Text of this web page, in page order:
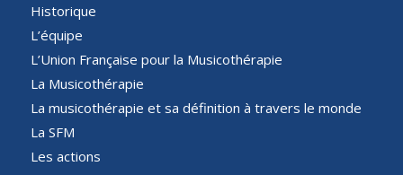
Historique
L’équipe
L’Union Française pour la Musicothérapie
La Musicothérapie
La musicothérapie et sa définition à travers le monde
La SFM
Les actions